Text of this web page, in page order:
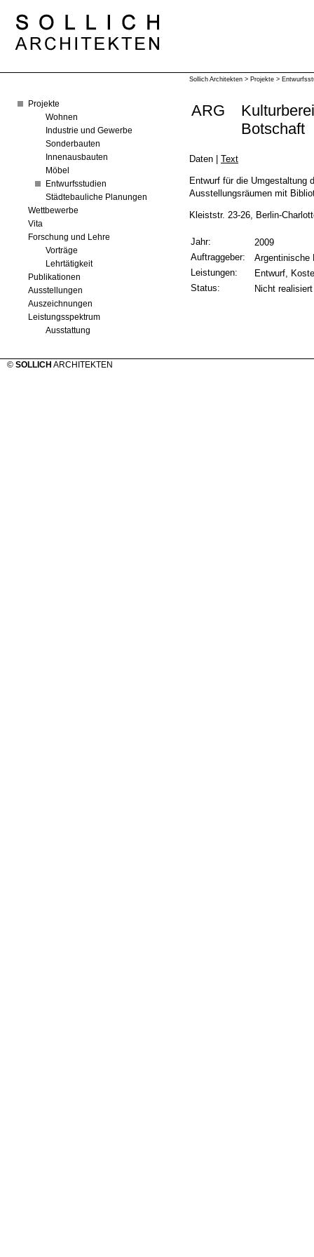
Projekte
Wohnen
Industrie und Gewerbe
Sonderbauten
Innenausbauten
Möbel
Entwurfsstudien
Städtebauliche Planungen
Wettbewerbe
Vita
Forschung und Lehre
Vorträge
Lehrtätigkeit
Publikationen
Ausstellungen
Auszeichnungen
Leistungsspektrum
Ausstattung
Sollich Architekten > Projekte >
ARG
Botschaft
Daten Text
Entwurf für die Umgestaltung
Ausstellungsräumen mit
Kleiststr. 23-26, Berlin-
Jahr:
2009
Auftraggeber:
Argentinische
Leistungen:
Entwurf,
Status:
Nicht realisiert
© SOLLICH ARCHITEKTEN